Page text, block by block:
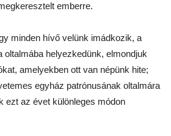
emberre.
minden hívő velünk imádkozik, a
oltalmába helyezkedünk, elmondjuk
amelyekben ott van népünk hite;
egyház patrónusának oltalmára
ezt az évet különleges módon